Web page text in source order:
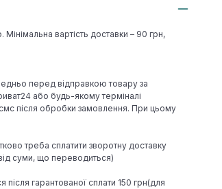
вартість доставки – 90 грн,
перед відправкою товару за
або будь-якому терміналі
після обробки замовлення. При цьому
треба сплатити зворотну доставку
суми, що переводиться)
гарантованої сплати 150 грн(для